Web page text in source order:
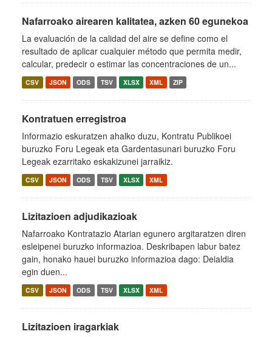
Nafarroako airearen kalitatea, azken 60 egunekoa
La evaluación de la calidad del aire se define como el
resultado de aplicar cualquier método que permita medir,
calcular, predecir o estimar las concentraciones de un...
CSV JSON ODS TSV XLSX XML ZIP
Kontratuen erregistroa
Informazio eskuratzen ahalko duzu, Kontratu Publikoei
buruzko Foru Legeak eta Gardentasunari buruzko Foru
Legeak ezarritako eskakizunei jarraikiz.
CSV JSON ODS TSV XLSX XML
Lizitazioen adjudikazioak
Nafarroako Kontratazio Atarian egunero argitaratzen diren
esleipenei buruzko informazioa. Deskribapen labur batez
gain, honako hauei buruzko informazioa dago: Deialdia
egin duen...
CSV JSON ODS TSV XLSX XML
Lizitazioen iragarkiak